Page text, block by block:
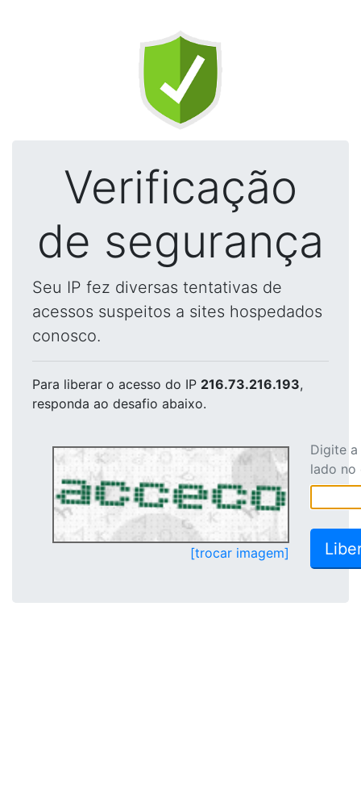
Verificação
de segurança
Seu IP fez diversas tentativas de
acessos suspeitos a sites hospedados
conosco.
Para liberar o acesso do IP 216.73.216.193,
responda ao desafio abaixo.
[trocar imagem]
Digite
lado no